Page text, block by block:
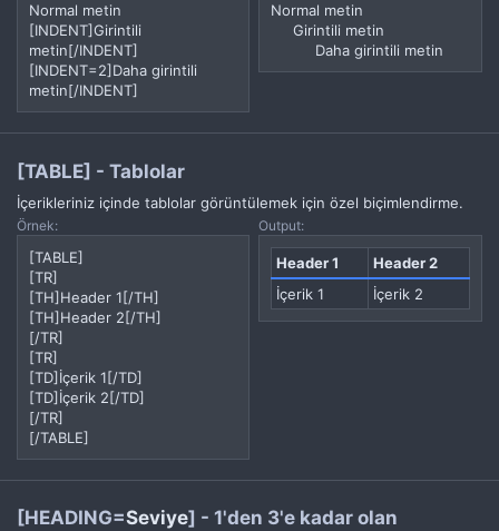
Normal metin
[INDENT]Girintili
metin[/INDENT]
[INDENT=2]Daha girintili
metin[/INDENT]
Normal metin
Girintili metin​
Daha girintili metin​
[TABLE] - Tablolar
İçerikleriniz içinde tablolar görüntülemek için özel biçimlendirme.
Örnek:
[TABLE]
[TR]
[TH]Header 1[/TH]
[TH]Header 2[/TH]
[/TR]
[TR]
[TD]İçerik 1[/TD]
[TD]İçerik 2[/TD]
[/TR]
[/TABLE]
Output:
Header 1
Header 2
İçerik 1
İçerik 2
[HEADING=Seviye] - 1'den 3'e kadar olan